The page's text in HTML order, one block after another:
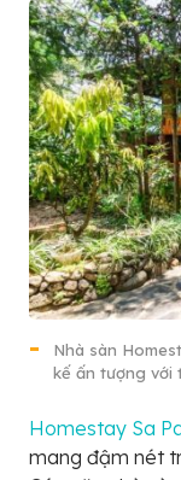
Nhà sàn
kế ấn tượng với
Homestay Sa
mang đậm nét